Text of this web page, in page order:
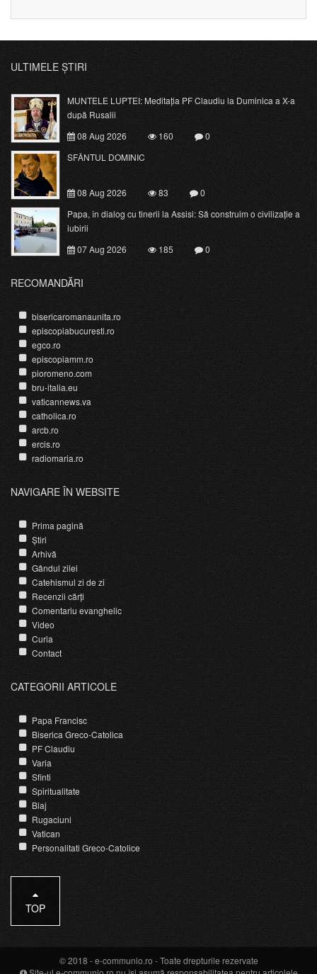
ULTIMELE ȘTIRI
MUNTELE LUPTEI: Meditația PF Claudiu la Duminica a X-a
după Rusalii
08 Aug 2026
160
0
SFÂNTUL DOMINIC
08 Aug 2026 83
0
Papa, în dialog cu tinerii la Assisi: Să construim o civilizație a
iubirii
07 Aug 2026
185 0
RECOMANDĂRI
bisericaromanaunita.ro
episcopiabucuresti.ro
egco.ro
episcopiamm.ro
pioromeno.com
bru-italia.eu
vaticannews.va
catholica.ro
arcb.ro
ercis.ro
radiomaria.ro
NAVIGARE ÎN WEBSITE
Prima pagină
Știri
Arhivă
Gândul zilei
Catehismul zi de zi
Recenzii cărți
Comentariu evanghelic
Video
Curia
Contact
CATEGORII ARTICOLE
Papa Francisc
Biserica Greco-Catolica
PF Claudiu
Varia
Sfinti
Spiritualitate
Blaj
Rugaciuni
Vatican
Personalitati Greco-Catolice
TOP
© 2018 -e-communio.ro - Toate drepturile rezervate